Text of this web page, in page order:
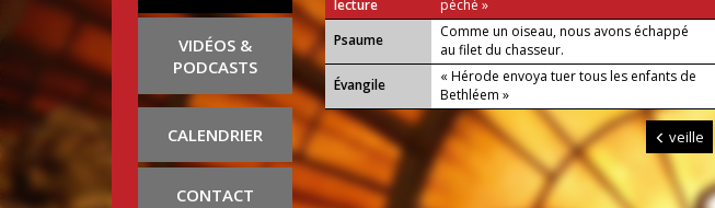
VIDÉOS &
PODCASTS
CALENDRIER
CONTACT
lecture
péché »
Psaume
Comme un oiseau, nous avons échappé
au filet du chasseur.
Évangile
« Hérode envoya tuer tous les enfants de
Bethléem »
veille